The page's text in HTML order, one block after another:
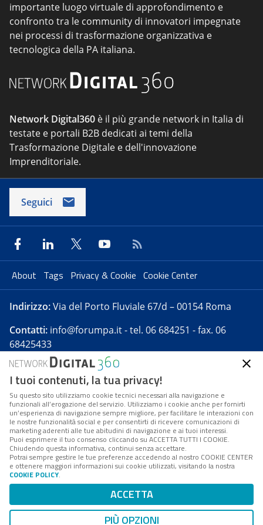
importante luogo virtuale di approfondimento e
confronto tra le community di innovatori impegnate
nei processi di trasformazione organizzativa e
tecnologica della PA italiana.
Network Digital360 è il più grande network in Italia di
testate e portali B2B dedicati ai temi della
Trasformazione Digitale e dell'innovazione
Imprenditoriale.
Seguici
About Tags Privacy & Cookie Cookie Center
Indirizzo:Via del Porto Fluviale 67/d – 00154 Roma
Contatti: info@forumpa.it- tel. 06 684251 - fax. 06
68425433
Forumpa.itè una pubblicazione telematica iscritta
presso Registro della stampa del Tribunale di Roma -
Reg. n. 182 del 2 maggio 2008 - Direttore resp. Michela
Stentella
FPA s.r.l. è società soggetta a Direzione e
Coordinamento da parte di Digital360 S.p.A. - FPA s.r.l.
è un'azienda certificata per il sistema di management
Codice Fiscale/Partita IVA n. 10693191008 - R.E.A. Roma
n. 1249791. ISP AWS
Mappa del sito
I tuoi contenuti, la tua privacy!
Su questo sito utilizziamo cookie tecnici necessari alla navigazione e
funzionali all’erogazione del servizio. Utilizziamo i cookie anche per fornirti
un’esperienza di navigazione sempre migliore, per facilitare le interazioni con
le nostre funzionalità social e per consentirti di ricevere comunicazioni di
marketing aderenti alle tue abitudini di navigazione e ai tuoi interessi.
Puoi esprimere il tuo consenso cliccando su ACCETTA TUTTI I COOKIE.
Chiudendo questa informativa, continui senza accettare.
Potrai sempre gestire le tue preferenze accedendo al nostro COOKIE CENTER
e ottenere maggiori informazioni sui cookie utilizzati, visitando la nostra
COOKIE POLICY.
ACCETTA
PIÙ OPZIONI